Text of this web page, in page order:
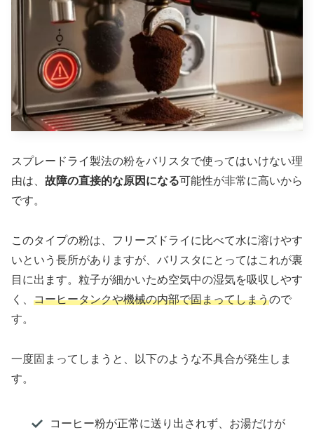
スプレードライ製法の粉をバリスタで使ってはいけない理
由は、 故障の直接的な原因になる可能性が非常に高いから
です。
このタイプの粉は、フリーズドライに比べて水に溶けやす
いという長所がありますが、バリスタにとってはこれが裏
目に出ます。粒子が細かいため空気中の湿気を吸収しやす
く、 コーヒータンクや機械の内部で固まってしまうので
す。
一度固まってしまうと、以下のような不具合が発生しま
す。
コーヒー粉が正常に送り出されず、お湯だけが